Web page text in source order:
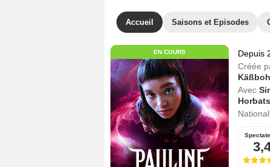
Accueil Saisons et Episodes
EN COURS Depuis
Créée
Avec